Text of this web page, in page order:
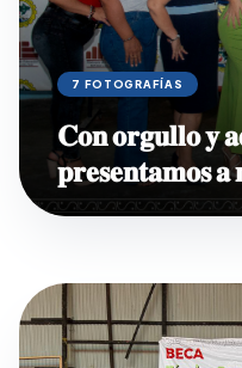
7 FOTOGRAFÍAS
𝐂𝐨𝐧 𝐨𝐫𝐠𝐮𝐥𝐥𝐨 𝐲
𝐩𝐫𝐞𝐬𝐞𝐧𝐭𝐚𝐦𝐨𝐬 𝐚